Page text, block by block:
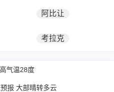
阿比让
考拉克
气温28度
报 大部晴转多云